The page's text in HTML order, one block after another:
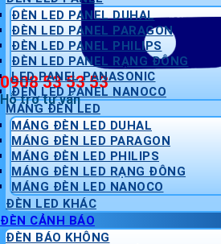
0908 53 53 53
Hỗ trợ tư vấn
ĐÈN LED PANEL DUHAL
ĐÈN LED PANEL PARAGON
ĐÈN LED PANEL PHILIPS
ĐÈN LED PANEL RẠNG ĐÔNG
LED PANEL PANASONIC
ĐÈN LED PANEL NANOCO
MÁNG ĐÈN LED
MÁNG ĐÈN LED DUHAL
MÁNG ĐÈN LED PARAGON
MÁNG ĐÈN LED PHILIPS
MÁNG ĐÈN LED RẠNG ĐÔNG
MÁNG ĐÈN LED NANOCO
ĐÈN LED KHÁC
ĐÈN CẢNH BÁO
ĐÈN BÁO KHÔNG